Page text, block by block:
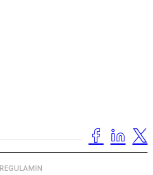
REGULAMIN